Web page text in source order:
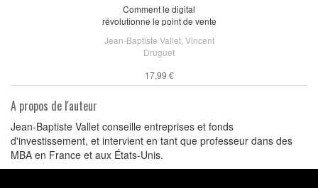
Comment le digital
révolutionne le point de vente
Jean-Baptiste Vallet, Vincent
Druguet
17,99 €
A propos de l'auteur
Jean-Baptiste Vallet conseille entreprises et fonds
d'investissement, et intervient en tant que professeur dans des
MBA en France et aux États-Unis.